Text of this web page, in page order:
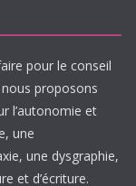
pour le conseil
proposons
l’autonomie et
une
une dysgraphie,
et d’écriture.